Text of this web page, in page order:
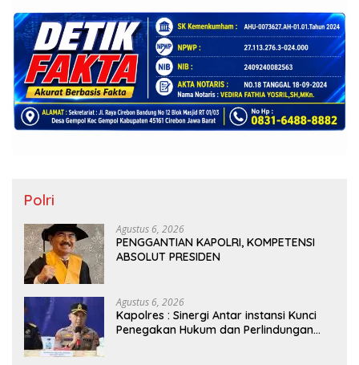
Polri
Agustus 6, 2026
PENGGANTIAN KAPOLRI, KOMPETENSI
ABSOLUT PRESIDEN
Agustus 6, 2026
Kapolres : Sinergi Antar instansi Kunci
Penegakan Hukum dan Perlindungan